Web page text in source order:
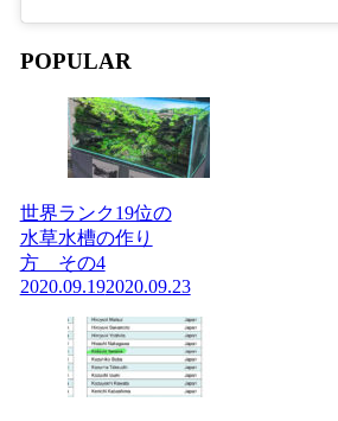
POPULAR
世界ランク19位の
水草水槽の作り
方 その4
2020.09.192020.09.23